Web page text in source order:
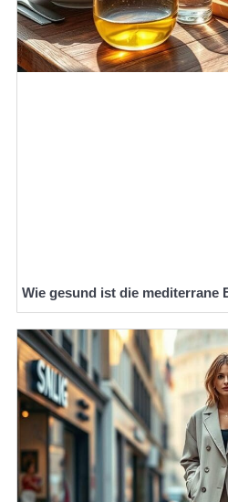
Wie gesund ist die mediterrane